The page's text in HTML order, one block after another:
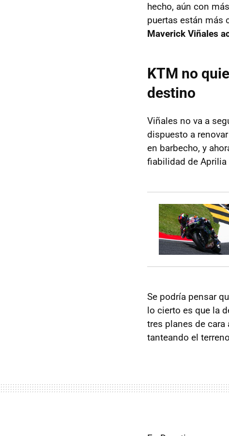
hecho, aún con
puertas están más
Maverick Viñales
KTM no
destino
Viñales no va a
dispuesto a
en barbecho, y
fiabilidad de
Se podría pensar
lo cierto es que la
tres planes de cara
tanteando el